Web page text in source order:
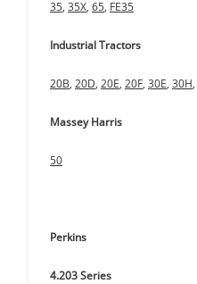
35, 35X, 65, FE35
Industrial Tractors
20B, 20D, 20E, 20F, 30E, 30H ,
Massey Harris
50
Perkins
4.203 Series